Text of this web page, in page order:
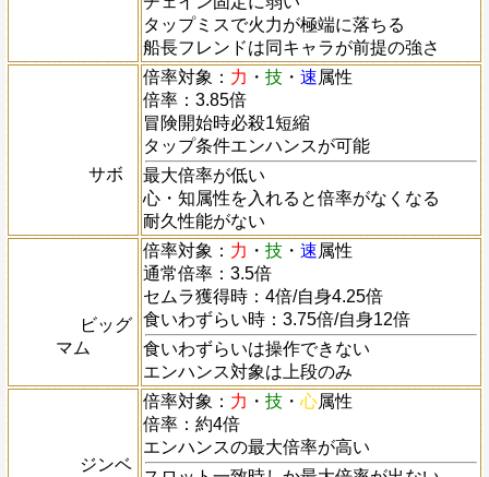
タップミスで火力が極端に落ちる
船長フレンドは同キャラが前提の強さ
サボ
倍率対象： 力 ・ 技 ・ 速属性
倍率：3.85倍
冒険開始時必殺1短縮
タップ条件エンハンスが可能
最大倍率が低い
心・知属性を入れると倍率がなくなる
耐久性能がない
ビッグ
マム
倍率対象： 力 ・ 技 ・ 速属性
通常倍率：3.5倍
セムラ獲得時：4倍/自身4.25倍
食いわずらい時：3.75倍/自身12倍
食いわずらいは操作できない
エンハンス対象は上段のみ
ジンベ
倍率対象： 力 ・ 技 ・ 心属性
倍率：約4倍
エンハンスの最大倍率が高い